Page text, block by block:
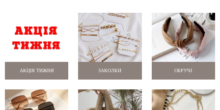
АКЦІЯ ТИЖНЯ ЗАКОЛКИ ОБРУЧІ